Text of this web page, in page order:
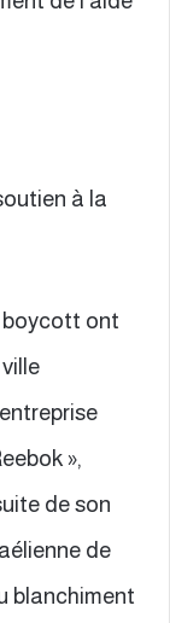
à la
boycott ont
»,
de son
de
blanchiment